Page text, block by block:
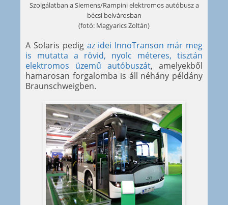
Szolgálatban a Siemens/Rampini elektromos autóbusz a
bécsi belvárosban
(fotó: Magyarics Zoltán)
A Solaris pedig az idei InnoTranson már meg
is mutatta a rövid, nyolc méteres, tisztán
elektromos üzemű autóbuszát, amelyekből
hamarosan forgalomba is áll néhány példány
Braunschweigben.